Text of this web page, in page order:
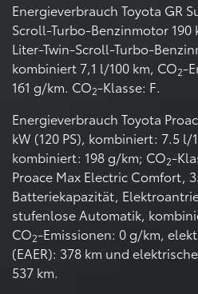
Energieverbrauch Toyota GR
Scroll-Turbo-Benzinmotor 190
Liter-Twin-Scroll-Turbo-
kombiniert 7,1 l/100 km, CO2-
161 g/km. CO2-Klasse: F.
Energieverbrauch Toyota
kW (120 PS), kombiniert: 7.5 l/
kombiniert: 198 g/km; CO2-
Proace Max Electric Comfort,
Batteriekapazität,
stufenlose Automatik,
CO2-Emissionen: 0 g/km,
(EAER): 378 km und
537 km.